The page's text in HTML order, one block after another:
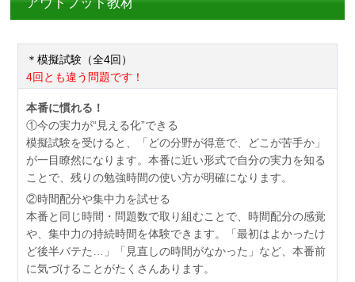
＊模擬試験（全4回）
4回とも違う問題です！
本番に慣れる！
①今の実力が“見える化”できる
模擬試験を受けると、「どの分野が得意で、どこが苦手か」
が一目瞭然になります。本番に近い形式で自分の実力を知る
ことで、残りの勉強時間の使い方が明確になります。
②時間配分や集中力を試せる
本番と同じ時間・問題数で取り組むことで、時間配分の感覚
や、集中力の持続時間を体験できます。「最初はよかったけ
ど後半バテた…」「見直しの時間がなかった」など、本番前
に気づけることがたくさんあります。